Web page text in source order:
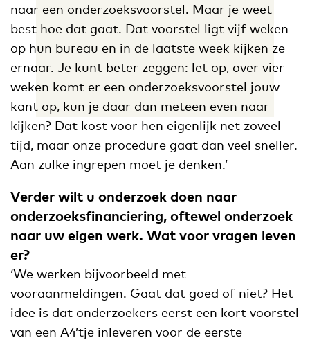
naar een onderzoeksvoorstel. Maar je weet
best hoe dat gaat. Dat voorstel ligt vijf weken
op hun bureau en in de laatste week kijken ze
ernaar. Je kunt beter zeggen: let op, over vier
weken komt er een onderzoeksvoorstel jouw
kant op, kun je daar dan meteen even naar
kijken? Dat kost voor hen eigenlijk net zoveel
tijd, maar onze procedure gaat dan veel sneller.
Aan zulke ingrepen moet je denken.’
Verder wilt u onderzoek doen naar
onderzoeksfinanciering, oftewel onderzoek
naar uw eigen werk. Wat voor vragen leven
er?
‘We werken bijvoorbeeld met
vooraanmeldingen. Gaat dat goed of niet? Het
idee is dat onderzoekers eerst een kort voorstel
van een A4’tje inleveren voor de eerste